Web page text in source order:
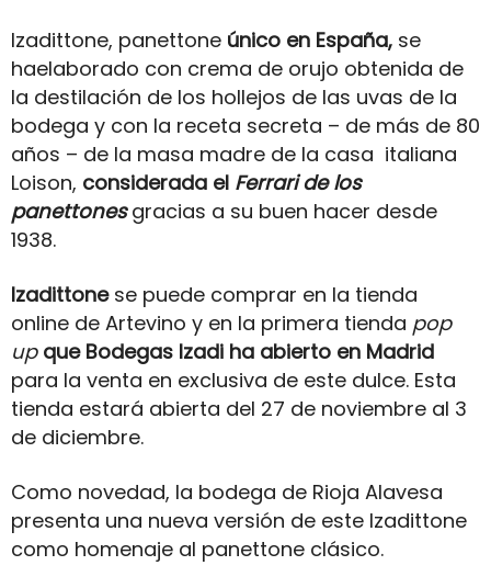
Izadittone, panettone único en España, se
haelaborado con crema de orujo obtenida de
la destilación de los hollejos de las uvas de la
bodega y con la receta secreta – de más de 80
años – de la masa madre de la casa italiana
Loison, considerada el Ferrari de los
panettonesgracias a su buen hacer desde
1938.
Izadittone se puede comprar en la tienda
online de Artevino y en la primera tienda pop
up que Bodegas Izadi ha abierto en Madrid
para la venta en exclusiva de este dulce. Esta
tienda estará abierta del 27 de noviembre al 3
de diciembre.
Como novedad, la bodega de Rioja Alavesa
presenta una nueva versión de este Izadittone
como homenaje al panettone clásico.